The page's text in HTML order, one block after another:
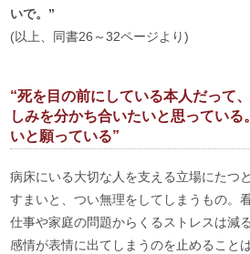
いで。”
(以上、同書26～32ページより)
“死を目の前にしている本人だって
しみを分かち合いたいと思っている
いと願っている”
病床にいる大切な人を支える立場にたつ
すまいと、つい無理をしてしまうもの。
仕事や家庭の問題からくるストレスは減
感情が表情に出てしまうのを止めること